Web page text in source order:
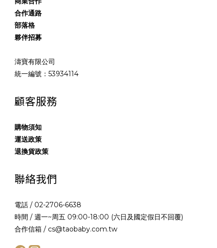
合作通路
部落格
夥伴招募
濤寶有限公司
統一編號：53934114
顧客服務
購物須知
運送政策
退換貨政策
聯絡我們
電話 / 02-2706-6638
時間 / 週一~周五 09:00-18:00 (六日及國定假日不回覆)
合作信箱 / cs@taobaby.com.tw